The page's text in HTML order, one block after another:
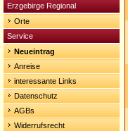
Erzgebirge Regional
Orte
Service
Neueintrag
Anreise
interessante Links
Datenschutz
AGBs
Widerrufsrecht